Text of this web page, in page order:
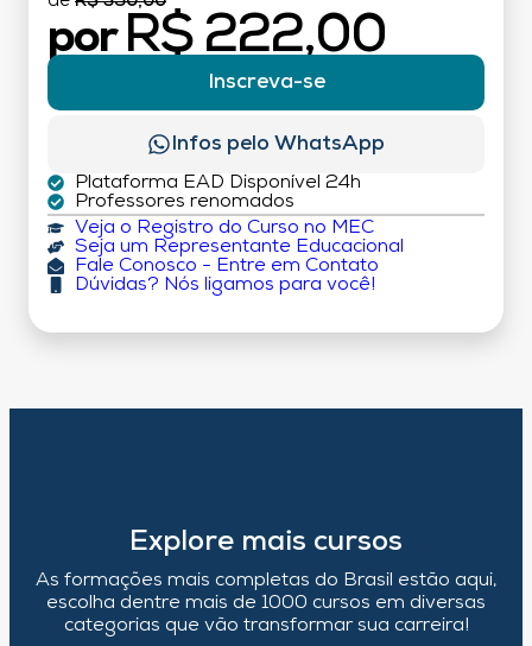
por R$ 222,00
Inscreva-se
Infos pelo WhatsApp
Plataforma EAD Disponível 24h
Professores renomados
Veja o Registro do Curso no MEC
Seja um Representante Educacional
Fale Conosco - Entre em Contato
Dúvidas? Nós ligamos para você!
Explore mais cursos
As formações mais completas do Brasil estão aqui,
escolha dentre mais de 1000 cursos em diversas
categorias que vão transformar sua carreira!